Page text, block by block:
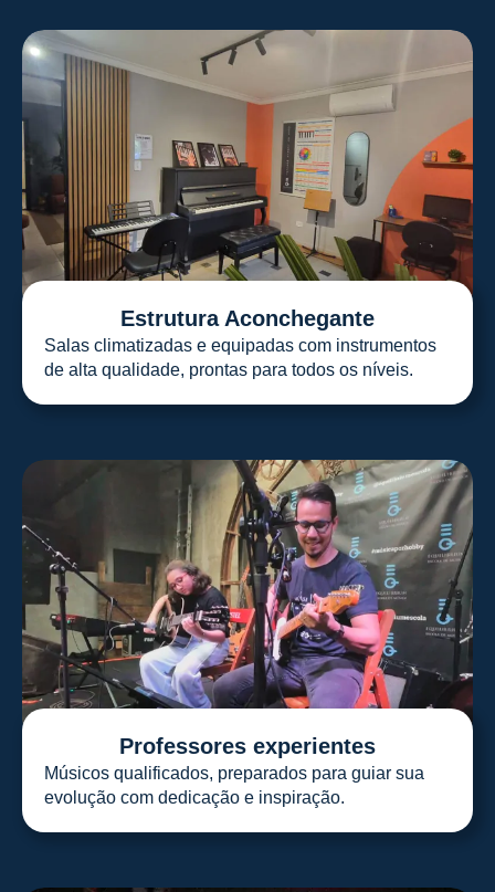
Estrutura Aconchegante
Salas climatizadas e equipadas com instrumentos
de alta qualidade, prontas para todos os níveis.
Professores experientes
Músicos qualificados, preparados para guiar sua
evolução com dedicação e inspiração.